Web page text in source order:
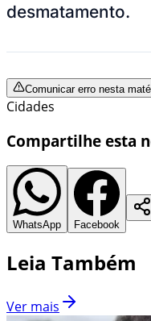
desmatamento.
Comunicar erro nesta
Cidades
Compartilhe esta
WhatsApp Facebook
Leia Também
Ver mais